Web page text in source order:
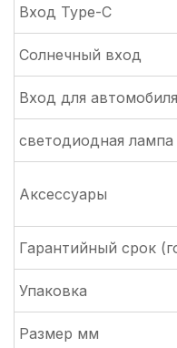
Вход Type-C
Солнечный вход
Вход для автомобиля
светодиодная лампа
Аксессуары
Гарантийный срок
Упаковка
Размер мм